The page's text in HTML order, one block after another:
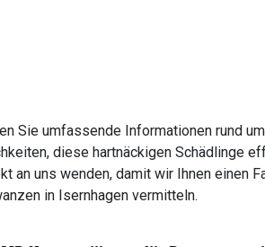
Sie umfassende Informationen rund
diese hartnäckigen Schädlinge
an uns wenden, damit wir Ihnen einen
in Isernhagen vermitteln.